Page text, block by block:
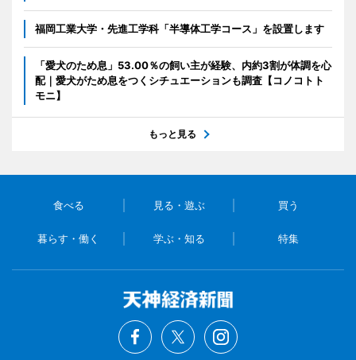
福岡工業大学・先進工学科「半導体工学コース」を設置します
「愛犬のため息」53.00％の飼い主が経験、内約3割が体調を心
配｜愛犬がため息をつくシチュエーションも調査【コノコトト
モニ】
もっと見る
食べる 見る・遊ぶ 買う
暮らす・働く 学ぶ・知る 特集